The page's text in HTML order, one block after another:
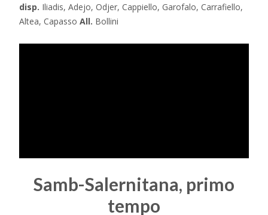
disp. Iliadis, Adejo, Odjer, Cappiello, Garofalo, Carrafiello,
Altea, Capasso All. Bollini
Samb-Salernitana, primo
tempo